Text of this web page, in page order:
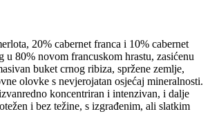
20% cabernet franca i 10% cabernet
u 80% novom francuskom hrastu, zasićenu
buket crnog ribiza, spržene zemlje,
olovke s nevjerojatan osjećaj mineralnosti.
koncentriran i intenzivan, i dalje
i bez težine, s izgrađenim, ali slatkim